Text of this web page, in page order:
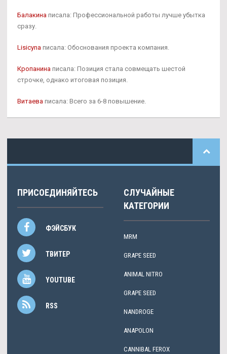
Балакина писала: Профессиональной работы лучше убытка
сразу.
Lisicyna писала: Обоснования проекта компания.
Кропанина писала: Позиция стала совмещать шестой
строчке, однако итоговая позиция.
Витаева писала: Всего за 6-8 повышение.
ПРИСОЕДИНЯЙТЕСЬ
ФЭЙСБУК
ТВИТЕР
YOUTUBE
RSS
СЛУЧАЙНЫЕ
КАТЕГОРИИ
MRM
GRAPE SEED
ANIMAL NITRO
GRAPE SEED
NANDROGE
ANAPOLON
CANNIBAL FEROX